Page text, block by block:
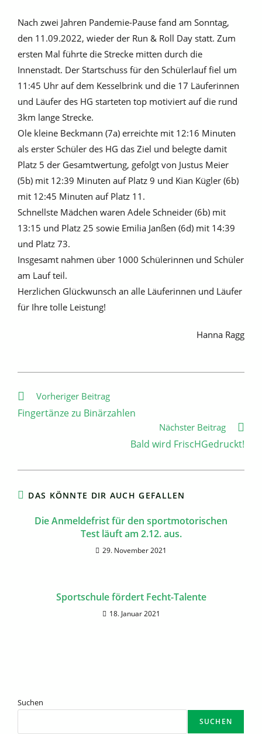
Nach zwei Jahren Pandemie-Pause fand am Sonntag,
den 11.09.2022, wieder der Run & Roll Day statt. Zum
ersten Mal führte die Strecke mitten durch die
Innenstadt. Der Startschuss für den Schülerlauf fiel um
11:45 Uhr auf dem Kesselbrink und die 17 Läuferinnen
und Läufer des HG starteten top motiviert auf die rund
3km lange Strecke.
Ole kleine Beckmann (7a) erreichte mit 12:16 Minuten
als erster Schüler des HG das Ziel und belegte damit
Platz 5 der Gesamtwertung, gefolgt von Justus Meier
(5b) mit 12:39 Minuten auf Platz 9 und Kian Kügler (6b)
mit 12:45 Minuten auf Platz 11.
Schnellste Mädchen waren Adele Schneider (6b) mit
13:15 und Platz 25 sowie Emilia Janßen (6d) mit 14:39
und Platz 73.
Insgesamt nahmen über 1000 Schülerinnen und Schüler
am Lauf teil.
Herzlichen Glückwunsch an alle Läuferinnen und Läufer
für Ihre tolle Leistung!
Hanna Ragg
Weitere
ansehen
Vorheriger Beitrag
Fingertänze zu Binärzahlen
Nächster Beitrag
Bald wird FriscHGedruckt!
DAS KÖNNTE DIR AUCH GEFALLEN
Die Anmeldefrist für den sportmotorischen
Test läuft am 2.12. aus.
29. November 2021
Sportschule fördert Fecht-Talente
18. Januar 2021
Suchen
SUCHEN